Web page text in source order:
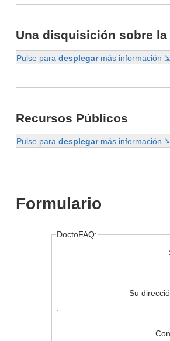
Una disquisición sobre
Pulse para desplegarmás información ⇲
Recursos Públicos
Pulse para desplegarmás información ⇲
Formulario
DoctoFAQ:
.
Su
.